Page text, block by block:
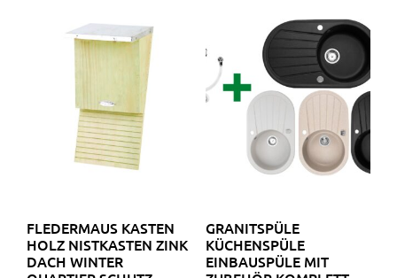
FLEDERMAUS KASTEN
HOLZ NISTKASTEN ZINK
DACH WINTER
GRANITSPÜLE
KÜCHENSPÜLE
EINBAUSPÜLE MIT